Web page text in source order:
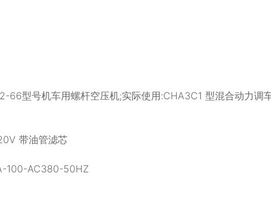
型号机车用螺杆空压机;实际使用:CHA3C1 型混合动力调
带油管滤芯
100-AC380-50HZ